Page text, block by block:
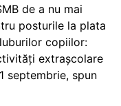
de a nu mai
posturile la plata
copiilor:
extrașcolare
septembrie, spun